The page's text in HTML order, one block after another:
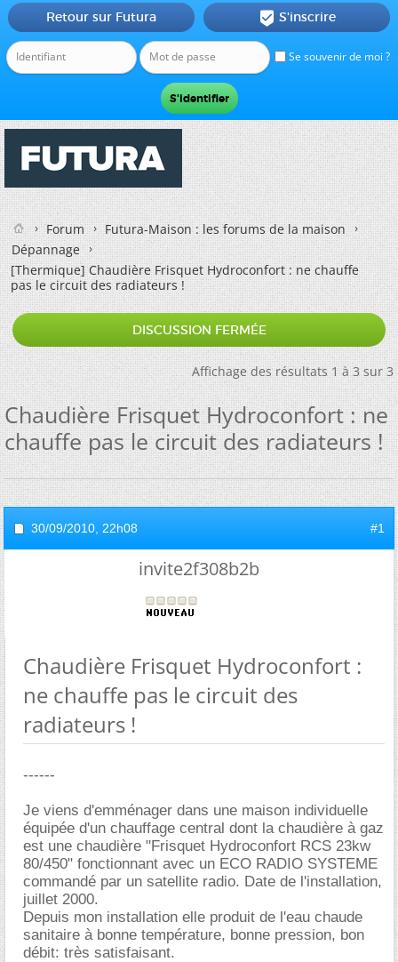
Se souvenir de moi ?
Retour sur Futura  S'inscrire
Forum
Futura-Maison : les forums de la maison
Dépannage
[Thermique]Chaudière Frisquet Hydroconfort : ne chauffe
pas le circuit des radiateurs !
DISCUSSION FERMÉE
Affichage des résultats 1 à 3 sur 3
Chaudière Frisquet Hydroconfort : ne
chauffe pas le circuit des radiateurs !
30/09/2010, 22h08 #1
invite2f308b2b
Chaudière Frisquet Hydroconfort :
ne chauffe pas le circuit des
radiateurs !
------
Je viens d'emménager dans une maison individuelle
équipée d'un chauffage central dont la chaudière à gaz
est une chaudière "Frisquet Hydroconfort RCS 23kw
80/450" fonctionnant avec un ECO RADIO SYSTEME
commandé par un satellite radio. Date de l'installation,
juillet 2000.
Depuis mon installation elle produit de l'eau chaude
sanitaire à bonne température, bonne pression, bon
débit: très satisfaisant.